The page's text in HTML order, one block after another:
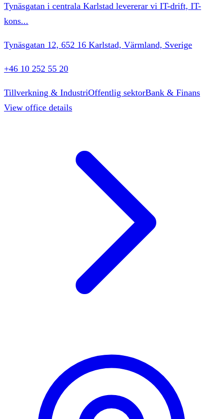
Tynäsgatan i centrala Karlstad levererar vi IT-drift, IT-
kons...
Tynäsgatan 12, 652 16 Karlstad, Värmland, Sverige
+46 10 252 55 20
Tillverkning & IndustriOffentlig sektorBank & Finans
View office details